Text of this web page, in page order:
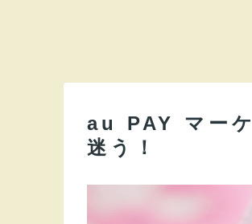
au PAY マー
迷う！